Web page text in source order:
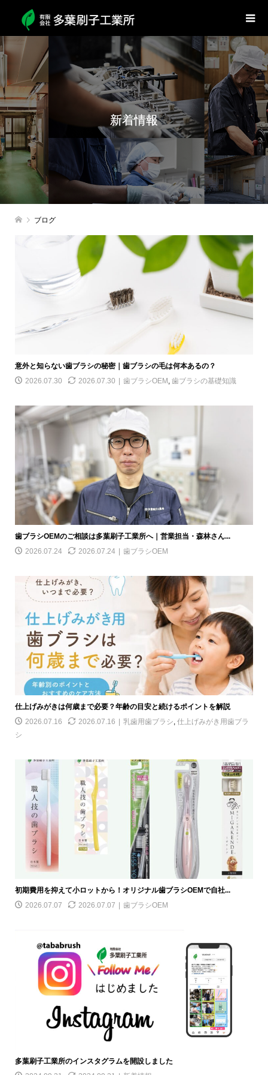
新着情報
ブログ
意外と知らない歯ブラシの秘密｜歯ブラシの毛は何本あるの？
2026.07.30
2026.07.30 歯ブラシOEM , 歯ブラシの基礎知識
歯ブラシOEMのご相談は多葉刷子工業所へ｜営業担当・森林さん...
2026.07.24
2026.07.24 歯ブラシOEM
仕上げみがきは何歳まで必要？年齢の目安と続けるポイントを解説
2026.07.16
2026.07.16 乳歯用歯ブラシ, 仕上げみがき用歯ブラ
シ
初期費用を抑えて小ロットから！オリジナル歯ブラシOEMで自社...
2026.07.07
2026.07.07 歯ブラシOEM
多葉刷子工業所のインスタグラムを開設しました